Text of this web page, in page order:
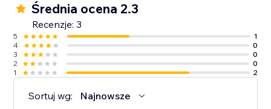
Średnia ocena 2.3
Recenzje: 3
5
1
4
0
3
0
2
0
1
2
Sortuj wg: Najnowsze